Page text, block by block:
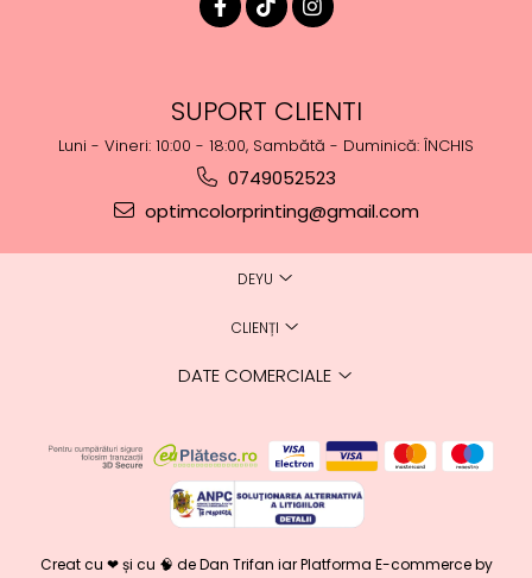
SUPORT CLIENTI
Luni - Vineri: 10:00 - 18:00, Sambătă - Duminică: ÎNCHIS
0749052523
optimcolorprinting@gmail.com
DEYU
CLIENȚI
DATE COMERCIALE
Creat cu ❤ și cu 🧠 de Dan Trifan iar Platforma E-commerce by